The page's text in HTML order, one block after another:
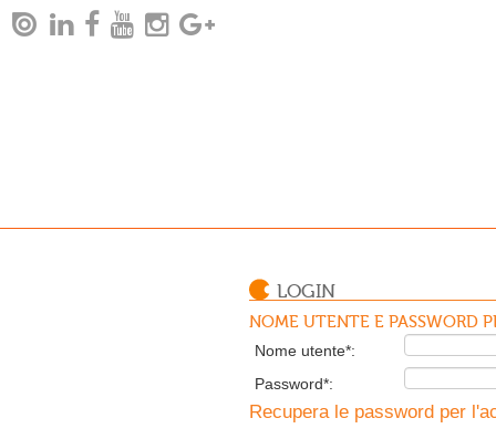
LOGIN
NOME UTENTE E PASSWORD
Nome utente*:
Password*:
Recupera le password per